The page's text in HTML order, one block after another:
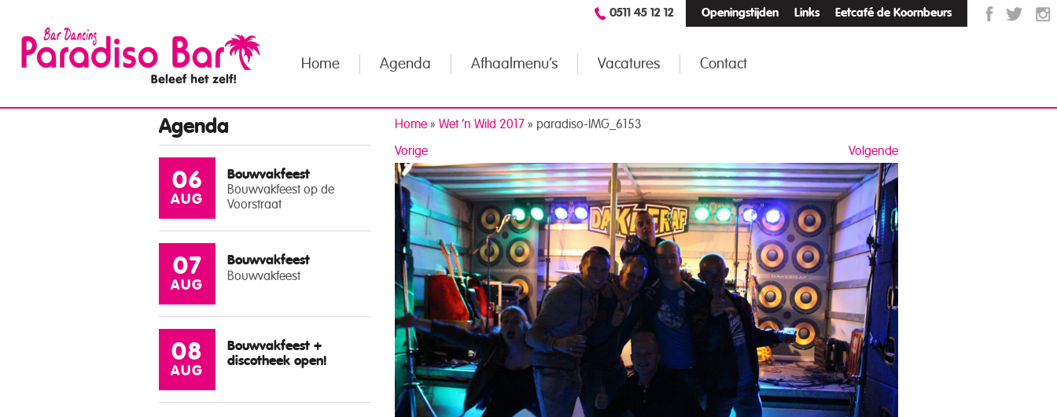
Openingstijden Links Eetcafé de Koornbeurs
0511 45 12 12
Home Agenda Afhaalmenu’s Vacatures Contact
Agenda
06
AUG
Bouwvakfeest
Bouwvakfeest op de
Voorstraat
07
AUG
Bouwvakfeest
Bouwvakfeest
08
AUG
Bouwvakfeest +
discotheek open!
Home » Wet ’n Wild 2017 » paradiso-IMG_6153
Volgende
Vorige